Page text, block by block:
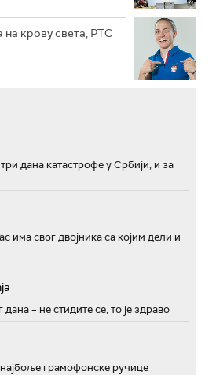
на крову света, РТС
дана катастрофе у Србији, и за
има свог двојника са којим дели и
– не стидите се, то је здраво
грамофонске ручице